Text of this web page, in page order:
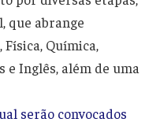
que abrange
Química,
e Inglês, além de uma
serão convocados